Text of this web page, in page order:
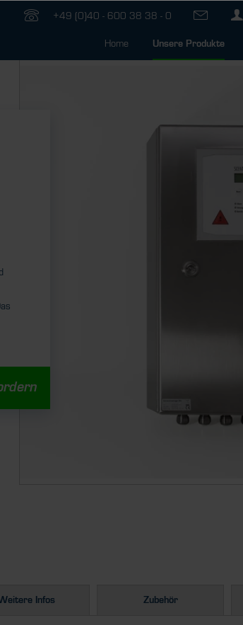
+49 (0)40 - 600 38 38 - 0
Home Unsere Produkte
Infos Zubehör